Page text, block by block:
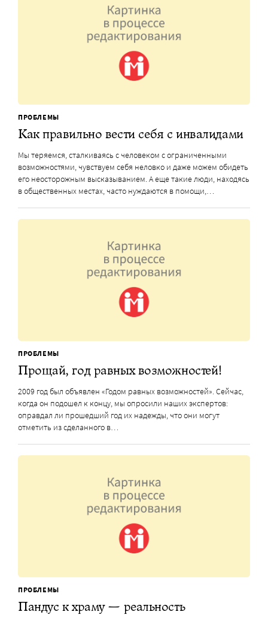
ПРОБЛЕМЫ
Как правильно вести себя с инвалидами
Мы теряемся, сталкиваясь с человеком с ограниченными
возможностями, чувствуем себя неловко и даже можем обидеть
его неосторожным высказыванием. А еще такие люди, находясь
в общественных местах, часто нуждаются в помощи,…
ПРОБЛЕМЫ
Прощай, год равных возможностей!
2009 год был объявлен «Годом равных возможностей». Сейчас,
когда он подошел к концу, мы опросили наших экспертов:
оправдал ли прошедший год их надежды, что они могут
отметить из сделанного в…
ПРОБЛЕМЫ
Пандус к храму — реальность